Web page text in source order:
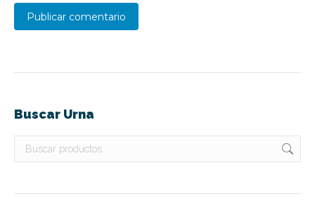
Publicar comentario
Buscar Urna